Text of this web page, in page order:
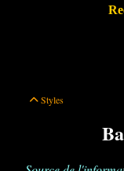
StylesStyles